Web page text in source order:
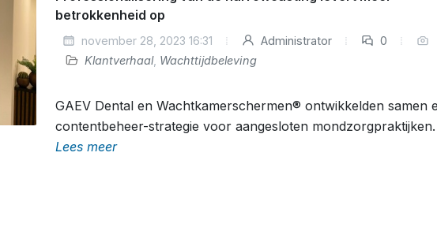
betrokkenheid op
november 28, 2023 16:31 Administrator
0
Klantverhaal, Wachttijdbeleving
GAEV Dental en Wachtkamerschermen® ontwikkelden samen
contentbeheer-strategie voor aangesloten mondzorgpraktijken.
Lees meer